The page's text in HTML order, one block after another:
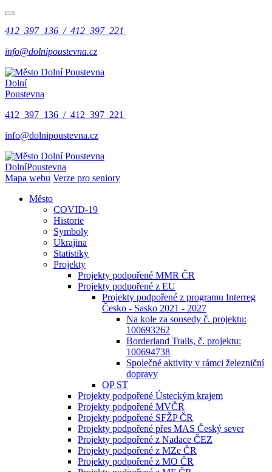
412 397 136 / 412 397 221
info@dolnipoustevna.cz
Dolní
Poustevna
412 397 136 / 412 397 221
info@dolnipoustevna.cz
DolníPoustevna
Mapa webu Verze pro seniory
Město
COVID-19
Historie
Symboly
Ukrajina
Statistiky
Projekty
Projekty podpořené MMR ČR
Projekty podpořené z EU
Projekty podpořené z programu Interreg
Česko - Sasko 2021 - 2027
Na kole za sousedy č. projektu:
100693262
Borderland Trails, č. projektu:
100694738
Společné aktivity v rámci železniční
dopravy
OP ST
Projekty podpořené Ústeckým krajem
Projekty podpořené MVČR
Projekty podpořené SFŽP ČR
Projekty podpořené přes MAS Český sever
Projekty podpořené z Nadace ČEZ
Projekty podpořené z MZe ČR
Projekty podpořené z MO ČR